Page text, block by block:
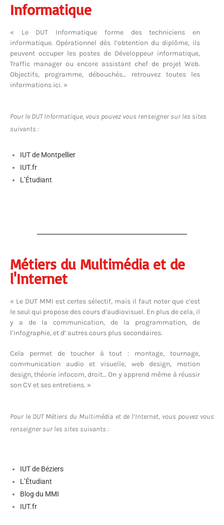
Informatique
« Le DUT Informatique forme des techniciens en
informatique. Opérationnel dès l’obtention du diplôme, ils
peuvent occuper les postes de Développeur informatique,
Traffic manager ou encore assistant chef de projet Web.
Objectifs, programme, débouchés… retrouvez toutes les
informations ici. »
Pour le DUT Informatique, vous pouvez vous renseigner sur les sites
suivants :
IUT de Montpellier
IUT.fr
L’Étudiant
Métiers du Multimédia et de
l'Internet
« Le DUT MMI est certes sélectif, mais il faut noter que c’est
le seul qui propose des cours d’audiovisuel. En plus de cela, il
y a de la communication, de la programmation, de
l’infographie, et d’ autres cours plus secondaires.
Cela permet de toucher à tout : montage, tournage,
communication audio et visuelle, web design, motion
design, théorie infocom, droit… On y apprend même à réussir
son CV et ses entretiens. »
Pour le DUT Métiers du Multimédia et de l’Internet, vous pouvez vous
renseigner sur les sites suivants :
IUT de Béziers
L’Étudiant
Blog du MMI
IUT.fr